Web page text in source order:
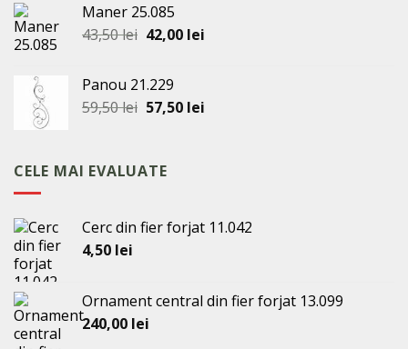
fost:
32,00 lei.
Maner 25.085
43,50lei Prețul
fost:
43,50 lei.
42,00 leiPrețul
Panou 21.229
59,50lei Prețul
fost:
59,50 lei.
57,50 leiPrețul
CELE MAI EVALUATE
Cerc din fier forjat 11.042
4,50 lei
Ornament central din fier forjat 13.099
240,00 lei